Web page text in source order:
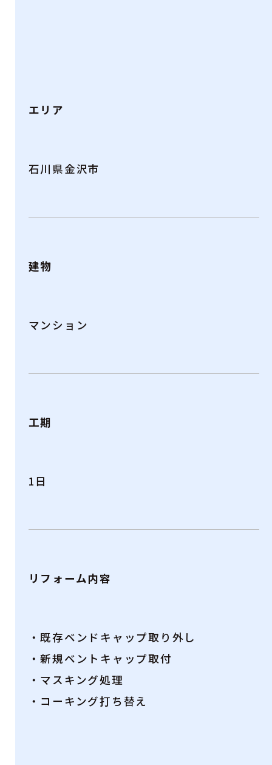
エリア
石川県金沢市
建物
マンション
工期
1日
リフォーム内容
・既存ベンドキャップ取り外し
・新規ベントキャップ取付
・マスキング処理
・コーキング打ち替え